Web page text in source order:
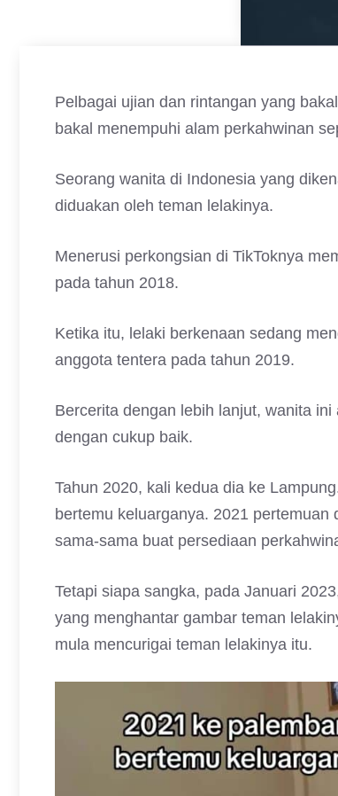
Pelbagai ujian dan rintangan yang
bakal menempuhi alam perkahwinan
Seorang wanita di Indonesia yang
diduakan oleh teman lelakinya.
Menerusi perkongsian di TikToknya
pada tahun 2018.
Ketika itu, lelaki berkenaan sedang
anggota tentera pada tahun 2019.
Bercerita dengan lebih lanjut, wanita
dengan cukup baik.
Tahun 2020, kali kedua dia ke
bertemu keluarganya. 2021
sama-sama buat persediaan
Tetapi siapa sangka, pada Januari
yang menghantar gambar teman
mula mencurigai teman lelakinya itu.